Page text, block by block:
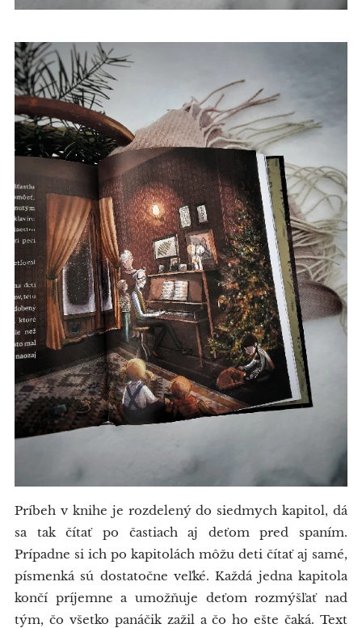
Príbeh v knihe je rozdelený do siedmych kapitol, dá
sa tak čítať po častiach aj deťom pred spaním.
Prípadne si ich po kapitolách môžu deti čítať aj samé,
písmenká sú dostatočne veľké. Každá jedna kapitola
končí príjemne a umožňuje deťom rozmýšľať nad
tým, čo všetko panáčik zažil a čo ho ešte čaká. Text